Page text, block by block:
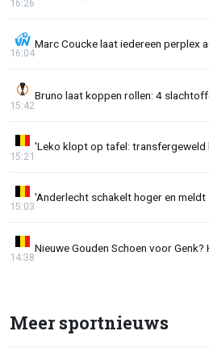
16:26
Marc Coucke laat iedereen perplex
16:04
Bruno laat koppen rollen: 4
15:42
'Leko klopt op tafel: transfergeweld
15:21
'Anderlecht schakelt hoger en
15:03
Nieuwe Gouden Schoen voor
14:38
Meer sportnieuws